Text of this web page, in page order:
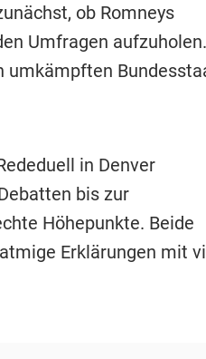
ob Romneys
Umfragen aufzuholen.
umkämpften
in Denver
bis zur
Höhepunkte. Beide
Erklärungen mit